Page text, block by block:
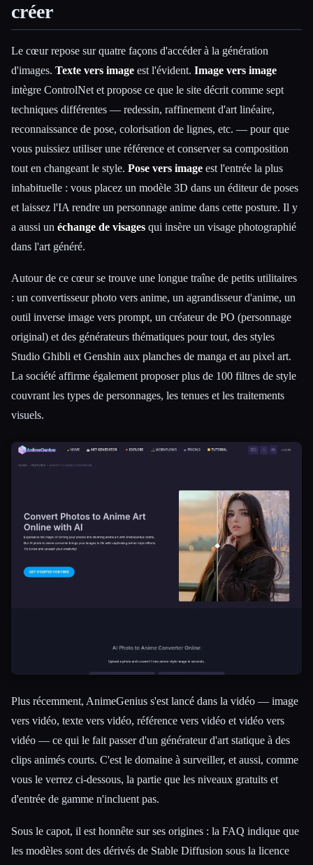
créer
Le cœur repose sur quatre façons d'accéder à la génération
d'images. Texte vers image est l'évident. Image vers image
intègre ControlNet et propose ce que le site décrit comme sept
techniques différentes — redessin, raffinement d'art linéaire,
reconnaissance de pose, colorisation de lignes, etc. — pour que
vous puissiez utiliser une référence et conserver sa composition
tout en changeant le style. Pose vers image est l'entrée la plus
inhabituelle : vous placez un modèle 3D dans un éditeur de poses
et laissez l'IA rendre un personnage anime dans cette posture. Il y
a aussi un échange de visages qui insère un visage photographié
dans l'art généré.
Autour de ce cœur se trouve une longue traîne de petits utilitaires
: un convertisseur photo vers anime, un agrandisseur d'anime, un
outil inverse image vers prompt, un créateur de PO (personnage
original) et des générateurs thématiques pour tout, des styles
Studio Ghibli et Genshin aux planches de manga et au pixel art.
La société affirme également proposer plus de 100 filtres de style
couvrant les types de personnages, les tenues et les traitements
visuels.
Plus récemment, AnimeGenius s'est lancé dans la vidéo — image
vers vidéo, texte vers vidéo, référence vers vidéo et vidéo vers
vidéo — ce qui le fait passer d'un générateur d'art statique à des
clips animés courts. C'est le domaine à surveiller, et aussi, comme
vous le verrez ci-dessous, la partie que les niveaux gratuits et
d'entrée de gamme n'incluent pas.
Sous le capot, il est honnête sur ses origines : la FAQ indique que
les modèles sont des dérivés de Stable Diffusion sous la licence